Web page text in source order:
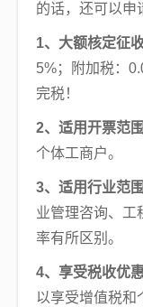
的话，还可以申
1、大额核定征
5%；附加税：
完税！
2、适用开票范
个体工商户。
3、适用行业范
业管理咨询、工
率有所区别。
4、享受税收优
以享受增值税和